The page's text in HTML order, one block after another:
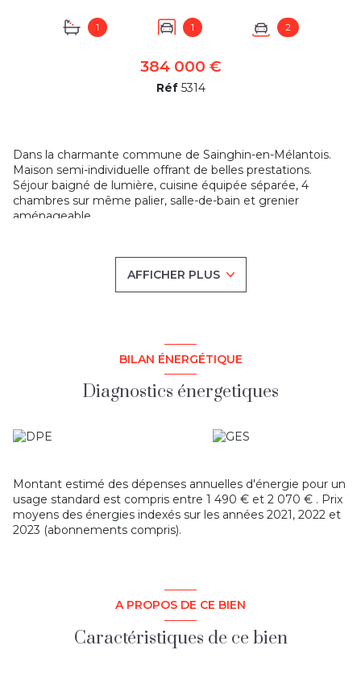
+1
1 1 2
384 000 €
Réf 5314
Dans la charmante commune de Sainghin-en-Mélantois.
Maison semi-individuelle offrant de belles prestations.
Séjour baigné de lumière, cuisine équipée séparée, 4
chambres sur même palier, salle-de-bain et grenier
aménageable.
RENOULT HABITAT :l'immobilier en vente / location /
gestion sur Villeneuve d'Ascq, Lezennes, Lesquin, Tressin,
Consultez toutes nos annonces sur notre site renoult-
Les informations sur les risques auxquels ce bien est
exposé sont disponibles sur georisques.gouv.fr
AFFICHER PLUS
BILAN ÉNERGÉTIQUE
Diagnostics énergetiques
Montant estimé des dépenses annuelles d'énergie pour un
usage standard est compris entre 1 490 € et 2 070 € . Prix
moyens des énergies indexés sur les années 2021, 2022 et
2023 (abonnements compris).
A PROPOS DE CE BIEN
Caractéristiques de ce bien